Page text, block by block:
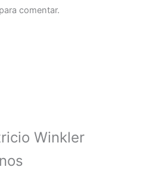
para comentar.
Winkler